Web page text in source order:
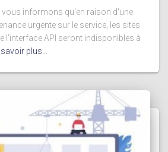
vous informons qu'en raison d'une
urgente sur le service, les sites
l'interface API seront indisponibles à
savoir plus…